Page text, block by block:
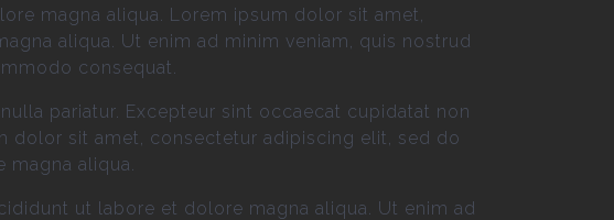
magna aliqua. Lorem ipsum dolor sit amet,
aliqua. Ut enim ad minim veniam, quis nostrud
consequat.
pariatur. Excepteur sint occaecat cupidatat non
dolor sit amet, consectetur adipiscing elit, sed do
aliqua.
ut labore et dolore magna aliqua. Ut enim ad